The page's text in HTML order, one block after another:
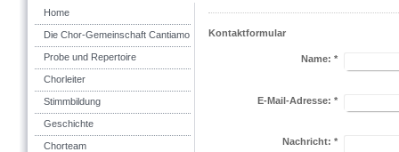
Home
Die Chor-Gemeinschaft Cantiamo
Probe und Repertoire
Chorleiter
Stimmbildung
Geschichte
Chorteam
Kontaktformular
Name: *
E-Mail-Adresse: *
Nachricht: *